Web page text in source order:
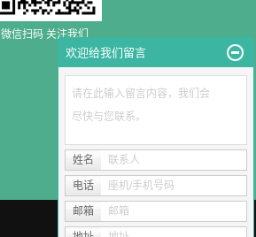
微信扫码 关注我们
欢迎给我们留言
请在此输入留言内容，我们会
尽快与您联系。
姓名 联系人
电话 座机/手机号码
邮箱 邮箱